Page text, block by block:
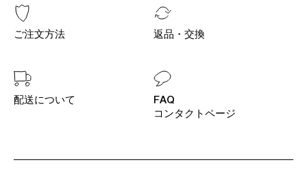
ご注文方法 返品・交換
配送について
FAQ
コンタクトページ